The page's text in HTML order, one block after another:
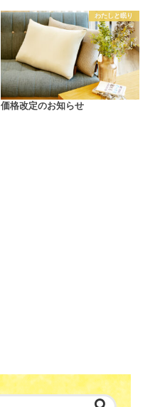
わたしと眠り
価格改定のお知らせ